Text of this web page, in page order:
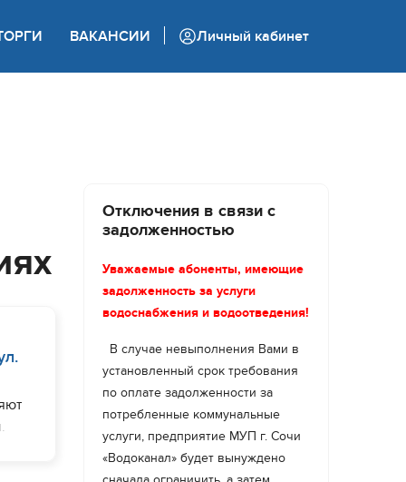
+7 (862) 444 05 05
ВАКАНСИИ Личный кабинет
Отключения в связи с
задолженностью
Уважаемые абоненты, имеющие
задолженность за услуги
водоснабжения и водоотведения!
В случае невыполнения Вами в
установленный срок требования
по оплате задолженности за
потребленные коммунальные
услуги, предприятие МУП г. Сочи
«Водоканал» будет вынуждено